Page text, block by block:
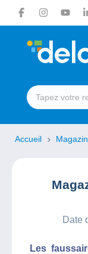
Accueil
Date
Les